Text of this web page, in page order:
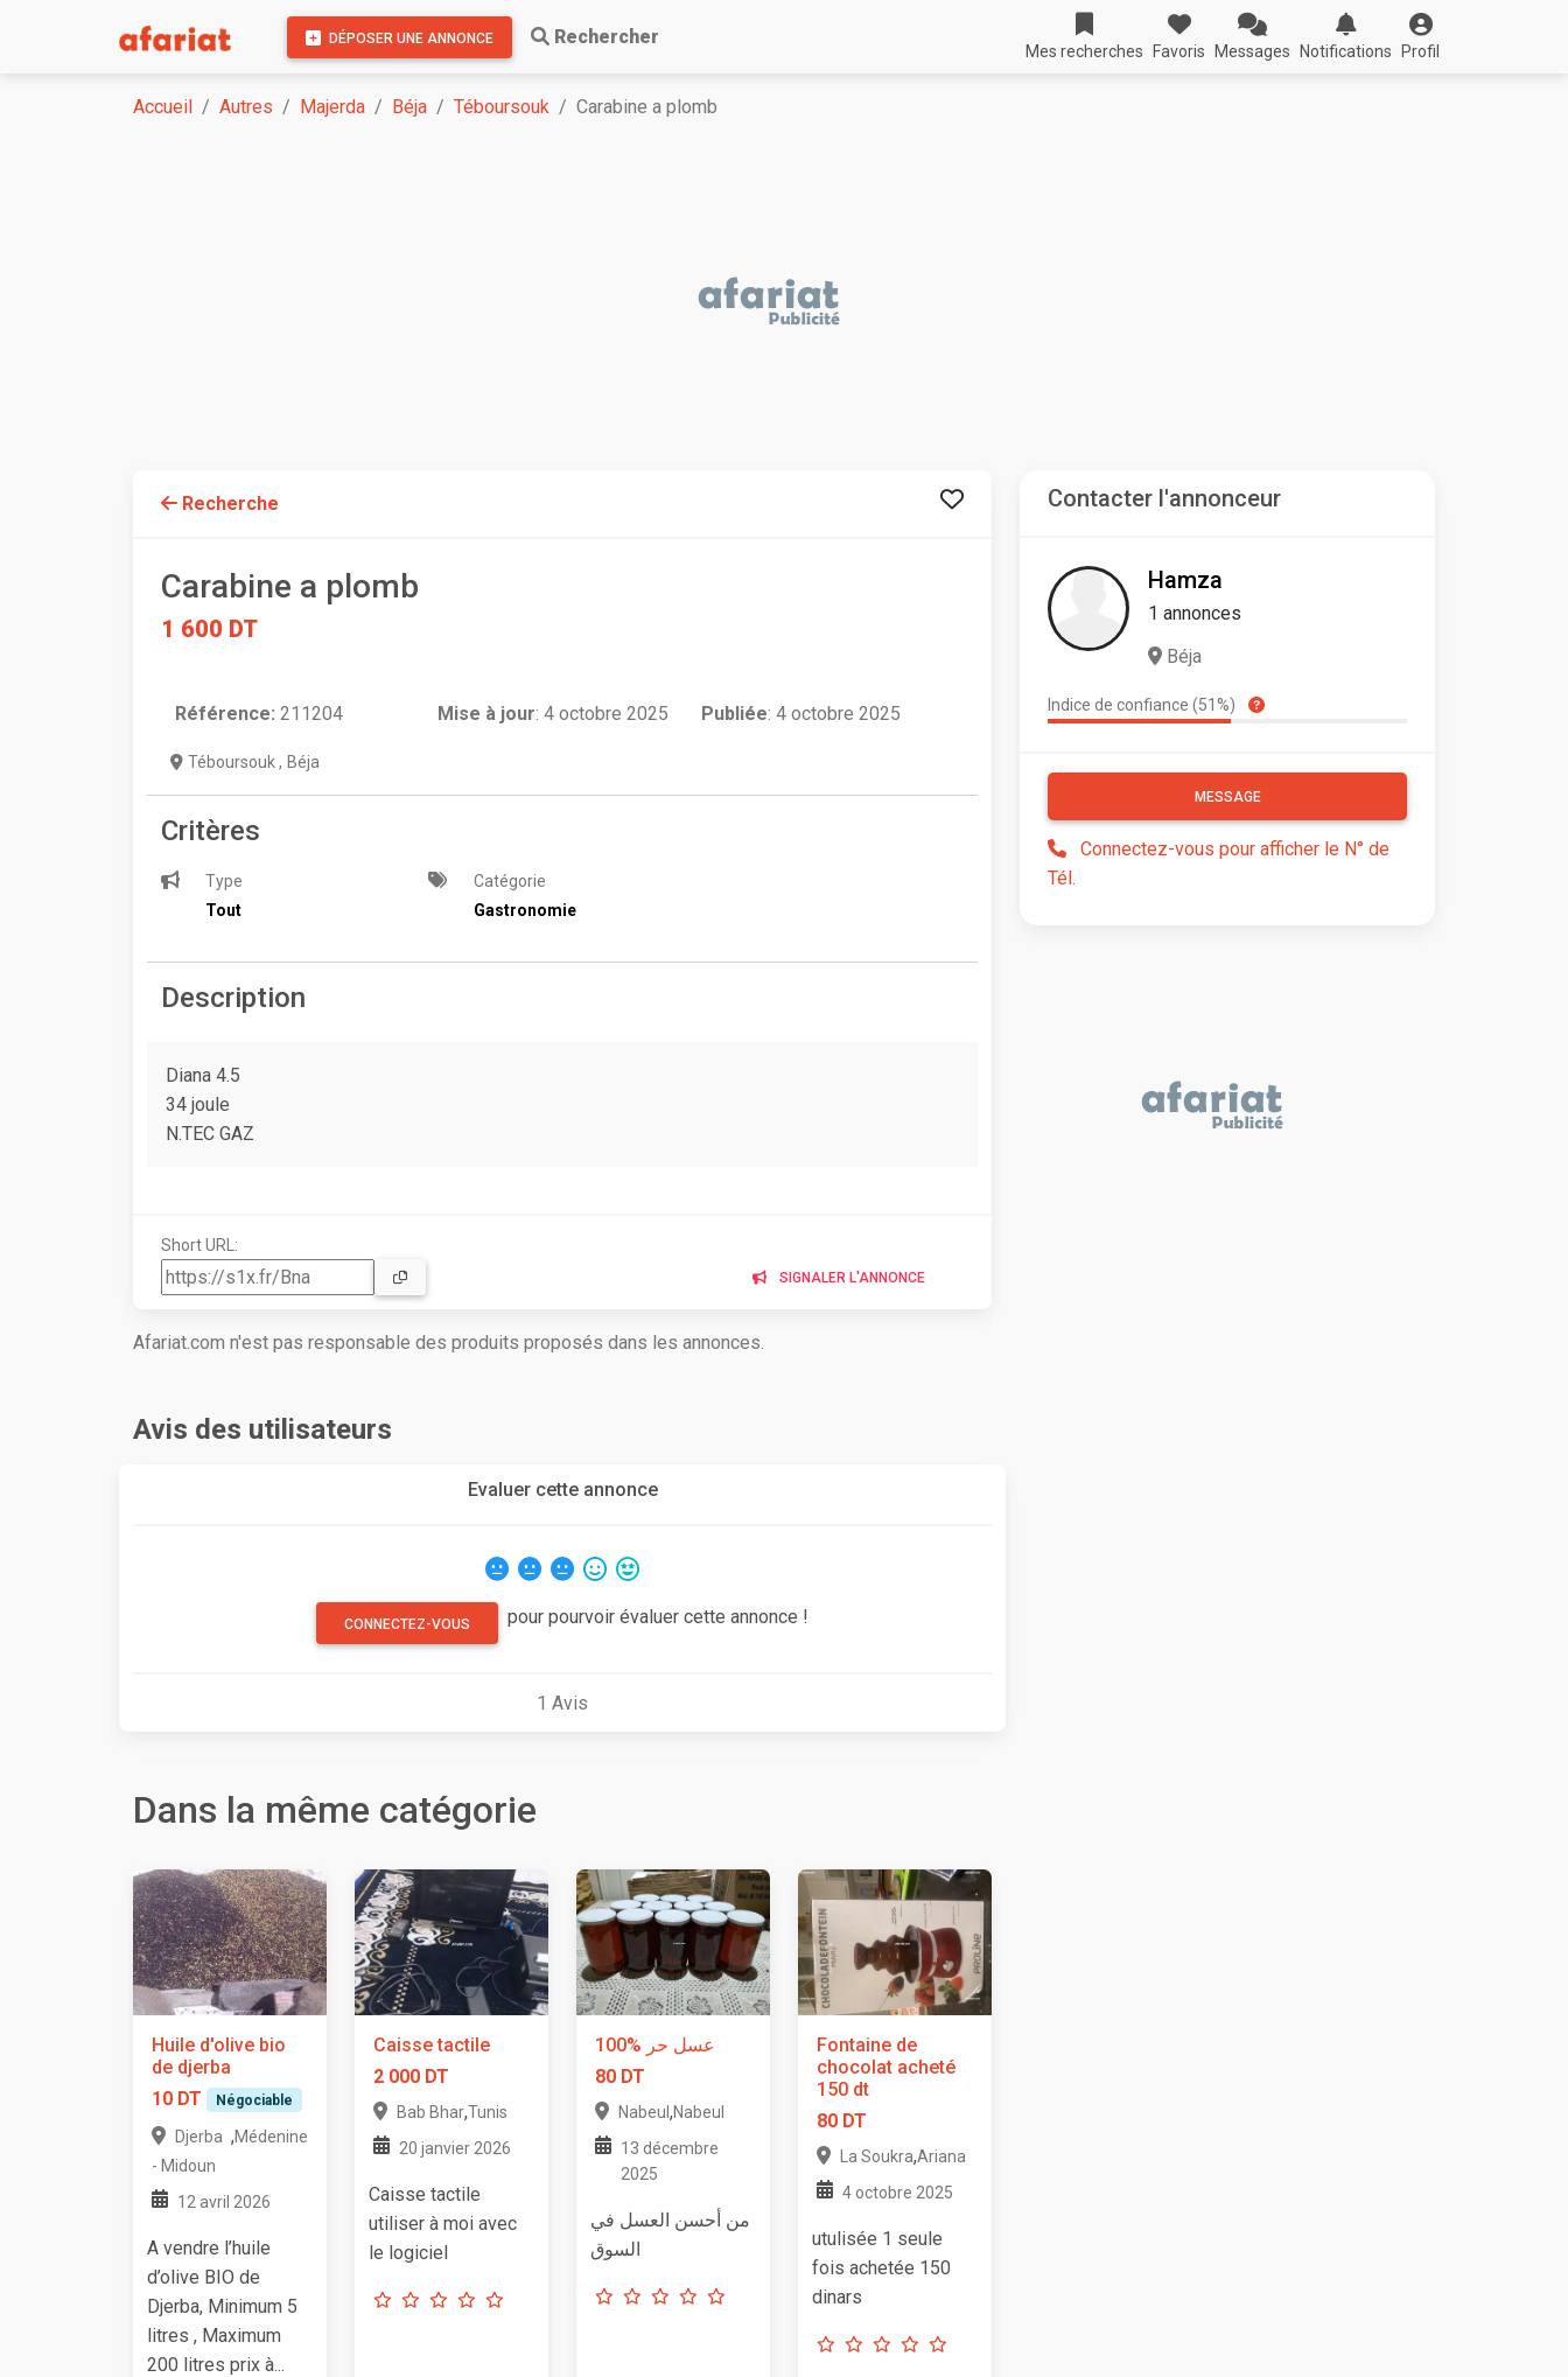
DÉPOSER UNE ANNONCE Rechercher
Mes recherches Favoris Messages Notifications Profil
Accueil Autres Majerda Béja Téboursouk Carabine a plomb
Recherche
Carabine a plomb
1 600 DT
Référence: 211204 Mise à jour:4 octobre 2025 Publiée: 4 octobre 2025
Téboursouk, Béja
Critères
Type
Tout
Catégorie
Gastronomie
Description
Diana 4.5
34 joule
N.TEC GAZ
Short URL:
SIGNALER L'ANNONCE
Afariat.com n'est pas responsable des produits proposés dans les annonces.
Avis des utilisateurs
Evaluer cette annonce
CONNECTEZ-VOUS pour pourvoir évaluer cette annonce !
1 Avis
Dans la même catégorie
Huile d'olive bio
de djerba
10 DT
Négociable
Djerba
- Midoun
,Médenine
12 avril 2026
A vendre l’huile
d’olive BIO de
Djerba, Minimum 5
litres , Maximum
200 litres prix à...
Caisse tactile
2 000 DT
Bab Bhar,Tunis
20 janvier 2026
Caisse tactile
utiliser à moi avec
le logiciel
عسل حر %100
80 DT
Nabeul,Nabeul
13 décembre
2025
من أحسن العسل في
السوق
Fontaine de
chocolat acheté
150 dt
80 DT
La Soukra,Ariana
4 octobre 2025
utulisée 1 seule
fois achetée 150
dinars
Contacter l'annonceur
Hamza
1 annonces
Béja
Indice de confiance (51%)
MESSAGE
Connectez-vous pour afficher le N° de
Tél.